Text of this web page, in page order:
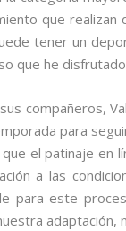
que realizan
tener un
que he
compañeros,
para
que el patinaje en
a las
para este
adaptación,